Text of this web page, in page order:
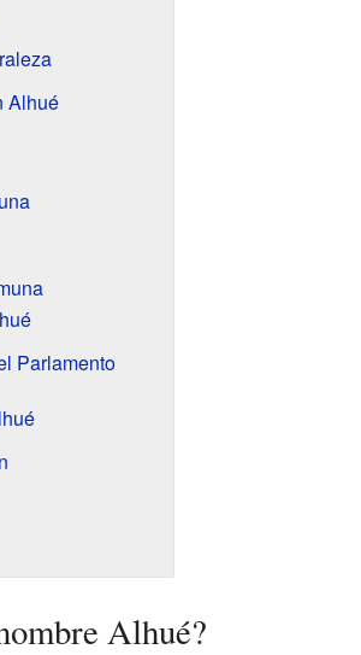
Alhué
Parlamento
Alhué?